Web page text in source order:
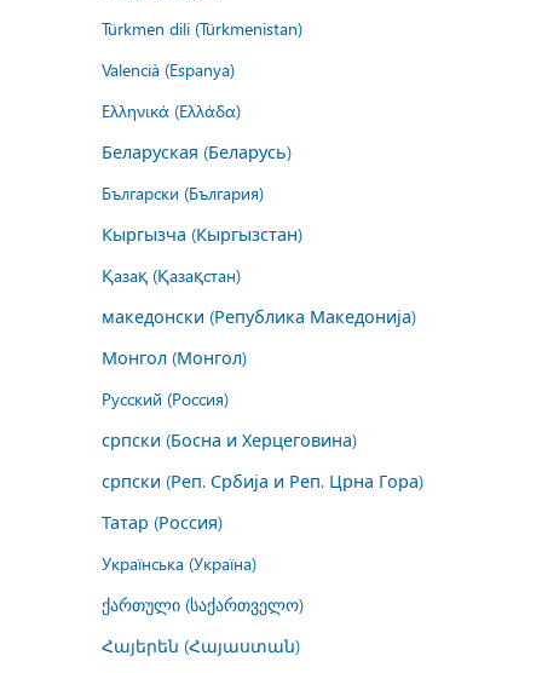
Türkmen dili (Türkmenistan)
Valencià (Espanya)
Ελληνικά (Ελλάδα)
Беларуская (Беларусь)
Български (България)
Кыргызча (Кыргызстан)
Қазақ (Қазақстан)
македонски (Република Македонија)
Монгол (Монгол)
Русский (Россия)
српски (Босна и Херцеговина)
српски (Реп. Србија и Реп. Црна Гора)
Татар (Россия)
Українська (Україна)
ქართული (საქართველო)
Հայերեն (Հայաստան)